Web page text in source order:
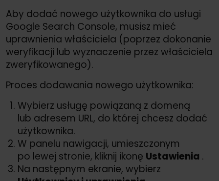
Aby dodać nowego użytkownika do usługi
Google Search Console, musisz mieć
uprawnienia właściciela (poprzez dokonanie
weryfikacji lub wyznaczenie przez właściciela
zweryfikowanego).
Proces dodawania nowego użytkownika:
Wybierz usługę powiązaną z domeną
lub adresem URL, do której chcesz dodać
użytkownika.
W panelu nawigacji, umieszczonym
po lewej stronie, kliknij ikonę Ustawienia ️.
Na następnym ekranie, wybierz